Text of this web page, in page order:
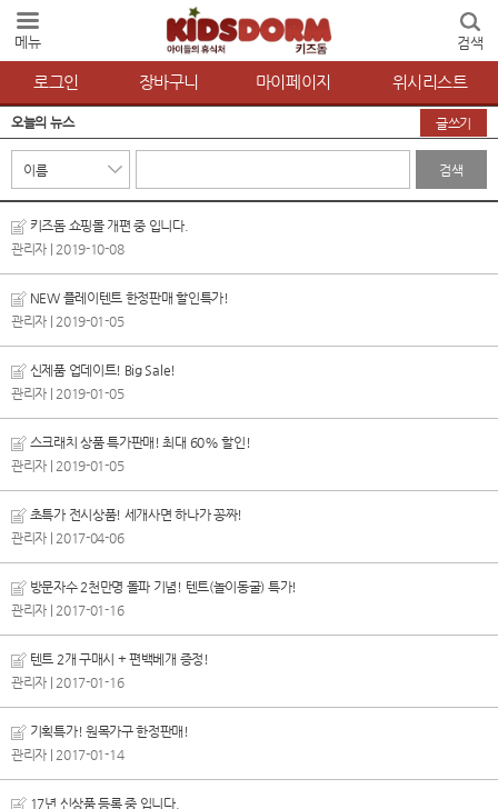
메뉴 검색
로그인 장바구니 마이페이지 위시리스트
오늘의 뉴스 글쓰기
검색
키즈돔 쇼핑몰 개편 중 입니다.
관리자
| 2019-10-08
NEW 플레이텐트 한정판매 할인특가!
관리자
| 2019-01-05
신제품 업데이트! Big Sale!
관리자
| 2019-01-05
스크래치 상품 특가판매! 최대 60% 할인!
관리자
| 2019-01-05
초특가 전시상품! 세개사면 하나가 꽁짜!
관리자
| 2017-04-06
방문자수 2천만명 돌파 기념! 텐트(놀이동굴) 특가!
관리자
| 2017-01-16
텐트 2개 구매시 + 편백베개 증정!
관리자
| 2017-01-16
기획특가! 원목가구 한정판매!
관리자
| 2017-01-14
17년 신상품 등록 중 입니다.